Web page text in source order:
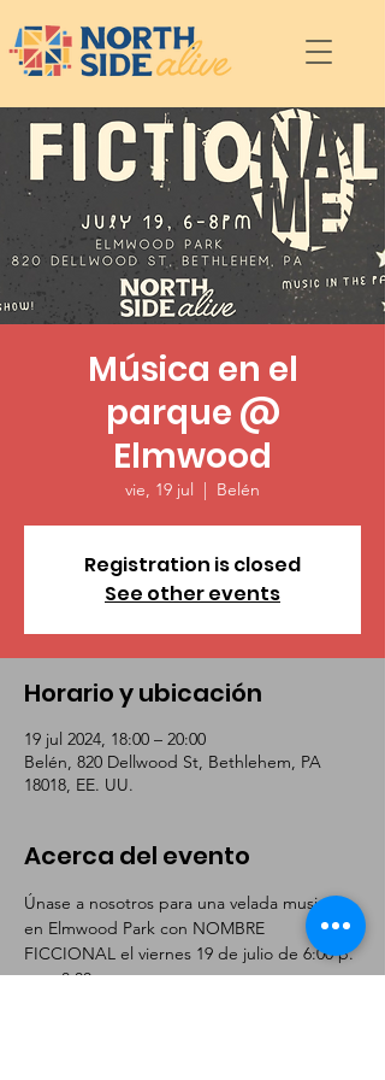
Música en el
parque @
Elmwood
vie, 19 jul
  |
Belén
Registration is closed
See other events
Horario y ubicación
19 jul 2024, 18:00 – 20:00
Belén, 820 Dellwood St, Bethlehem, PA
18018, EE. UU.
Acerca del evento
Únase a nosotros para una velada musical
en Elmwood Park con NOMBRE
FICCIONAL el viernes 19 de julio de 6:00 p.
m. a 8:00 p. m.